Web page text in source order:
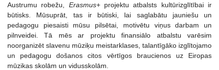
Austrumu robežu, Erasmus+projektu atbalsts kultūrizglītībai ir
būtisks. Mūsuprāt, tas ir būtiski, lai saglabātu jauniešu un
pedagogu piesaisti mūsu pilsētai, motivētu viņus darbam un
pilnveidei. Tā mēs ar projektu finansiālo atbalstu varēsim
noorganizēt slavenu mūziķu meistarklases, talantīgāko izglītojamo
un pedagogu došanos citos vērtīgos braucienos uz Eiropas
mūzikas skolām un vidusskolām.